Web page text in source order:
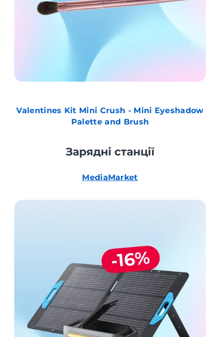
Valentines Kit Mini Crush - Mini Eyeshadow
Palette and Brush
Зарядні станції
MediaMarket